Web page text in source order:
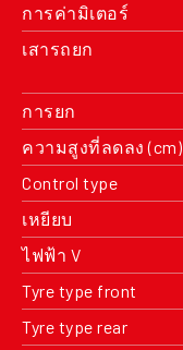
การค่ามิเตอร์
เสารถยก
การยก
ความสูงที่ลดลง (cm)
Control type
เหยียบ
ไฟฟ้า V
Tyre type front
Tyre type rear